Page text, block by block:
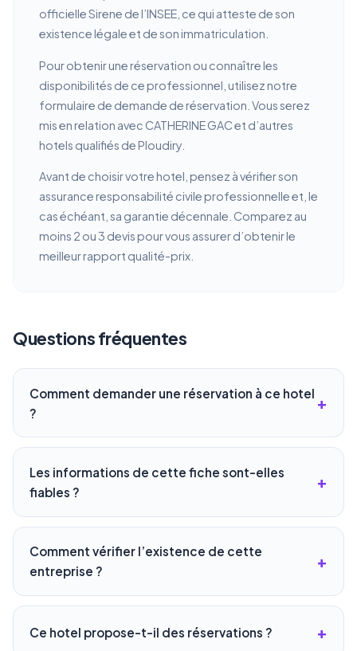
officielle Sirene de l’INSEE, ce qui atteste de son
existence légale et de son immatriculation.
Pour obtenir une réservation ou connaître les
disponibilités de ce professionnel, utilisez notre
formulaire de demande de réservation. Vous serez
mis en relation avec CATHERINE GAC et d’autres
hotels qualifiés de Ploudiry.
Avant de choisir votre hotel, pensez à vérifier son
assurance responsabilité civile professionnelle et, le
cas échéant, sa garantie décennale. Comparez au
moins 2 ou 3 devis pour vous assurer d’obtenir le
meilleur rapport qualité-prix.
Questions fréquentes
Comment demander une réservation à ce hotel
?
Les informations de cette fiche sont-elles
fiables ?
Comment vérifier l’existence de cette
entreprise ?
Ce hotel propose-t-il des réservations ?